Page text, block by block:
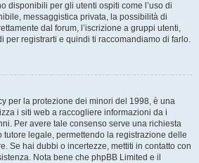
disponibili per gli utenti ospiti come l’uso di
messaggistica privata, la possibilità di
dal forum, l’iscrizione a gruppi utenti,
per registrarti e quindi ti raccomandiamo di farlo.
per la protezione dei minori del 1998, è una
i siti web a raccogliere informazioni da i
Per avere tale consenso serve una richiesta
tutore legale, permettendo la registrazione delle
Se hai dubbi o incertezze, mettiti in contatto con
Nota bene che phpBB Limited e il